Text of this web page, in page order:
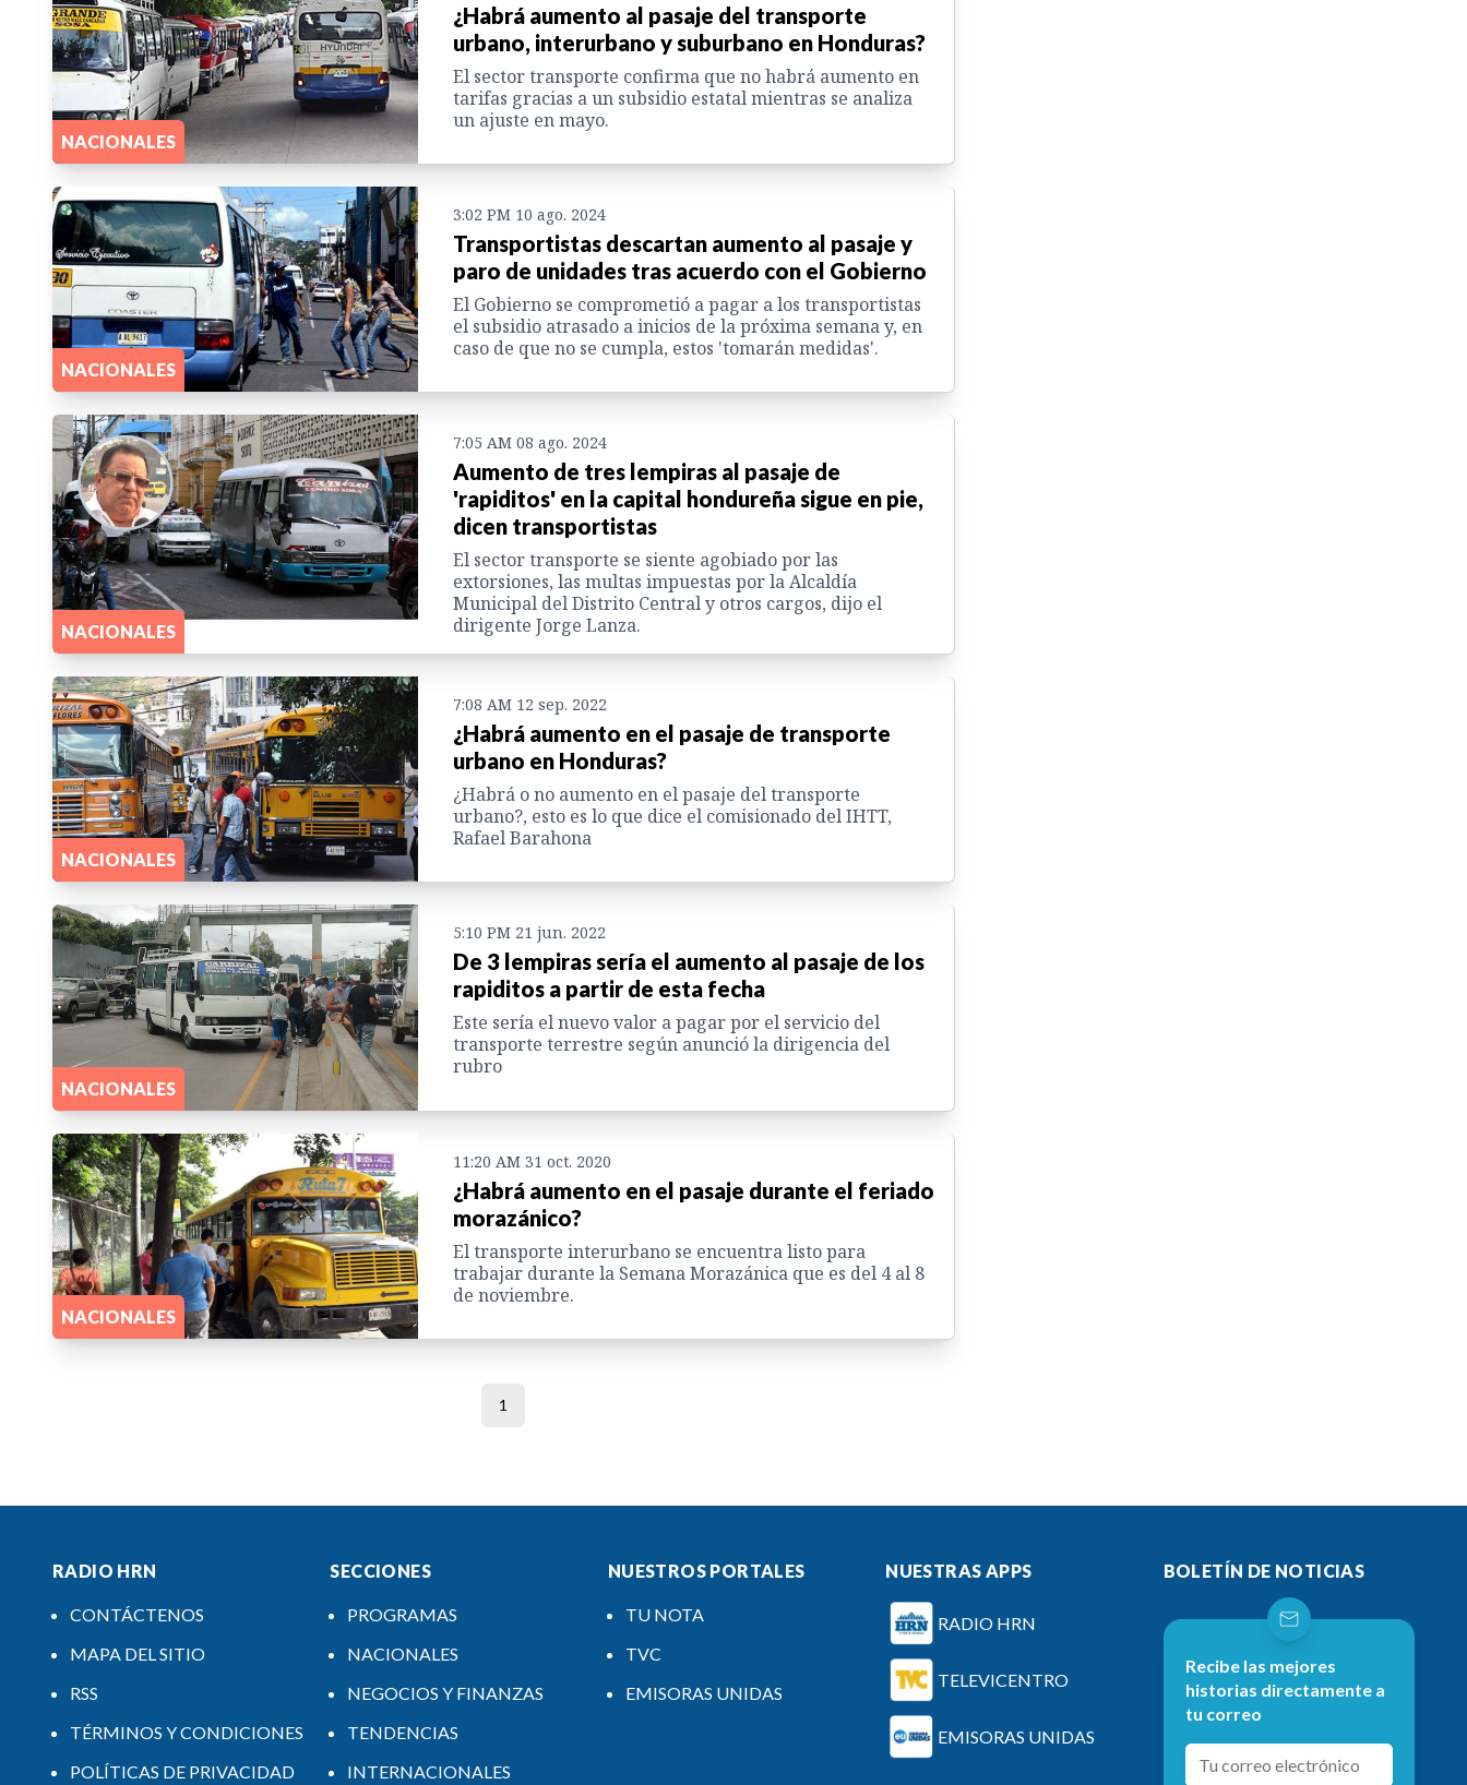
NACIONALES
¿Habrá aumento al pasaje del transporte
urbano, interurbano y suburbano en Honduras?
El sector transporte confirma que no habrá aumento en
tarifas gracias a un subsidio estatal mientras se analiza
un ajuste en mayo.
NACIONALES
3:02 PM 10 ago. 2024
Transportistas descartan aumento al pasaje y
paro de unidades tras acuerdo con el Gobierno
El Gobierno se comprometió a pagar a los transportistas
el subsidio atrasado a inicios de la próxima semana y, en
caso de que no se cumpla, estos 'tomarán medidas'.
NACIONALES
7:05 AM 08 ago. 2024
Aumento de tres lempiras al pasaje de
'rapiditos' en la capital hondureña sigue en pie,
dicen transportistas
El sector transporte se siente agobiado por las
extorsiones, las multas impuestas por la Alcaldía
Municipal del Distrito Central y otros cargos, dijo el
dirigente Jorge Lanza.
NACIONALES
7:08 AM 12 sep. 2022
¿Habrá aumento en el pasaje de transporte
urbano en Honduras?
¿Habrá o no aumento en el pasaje del transporte
urbano?, esto es lo que dice el comisionado del IHTT,
Rafael Barahona
NACIONALES
5:10 PM 21 jun. 2022
De 3 lempiras sería el aumento al pasaje de los
rapiditos a partir de esta fecha
Este sería el nuevo valor a pagar por el servicio del
transporte terrestre según anunció la dirigencia del
rubro
NACIONALES
11:20 AM 31 oct. 2020
¿Habrá aumento en el pasaje durante el feriado
morazánico?
El transporte interurbano se encuentra listo para
trabajar durante la Semana Morazánica que es del 4 al 8
de noviembre.
1
RADIO HRN
CONTÁCTENOS
MAPA DEL SITIO
RSS
TÉRMINOS Y CONDICIONES
POLÍTICAS DE PRIVACIDAD
SECCIONES
PROGRAMAS
NACIONALES
NEGOCIOS Y FINANZAS
TENDENCIAS
INTERNACIONALES
NUESTROS PORTALES
TU NOTA
TVC
EMISORAS UNIDAS
NUESTRAS APPS
RADIO HRN
TELEVICENTRO
EMISORAS UNIDAS
BOLETÍN DE NOTICIAS
Recibe las mejores
historias directamente a
tu correo